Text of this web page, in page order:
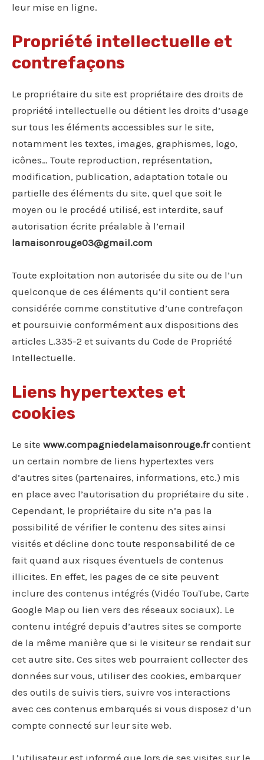
leur mise en ligne.
Propriété intellectuelle et
contrefaçons
Le propriétaire du site est propriétaire des droits de
propriété intellectuelle ou détient les droits d’usage
sur tous les éléments accessibles sur le site,
notamment les textes, images, graphismes, logo,
icônes… Toute reproduction, représentation,
modification, publication, adaptation totale ou
partielle des éléments du site, quel que soit le
moyen ou le procédé utilisé, est interdite, sauf
autorisation écrite préalable à l’email
lamaisonrouge03@gmail.com
Toute exploitation non autorisée du site ou de l’un
quelconque de ces éléments qu’il contient sera
considérée comme constitutive d’une contrefaçon
et poursuivie conformément aux dispositions des
articles L.335-2 et suivants du Code de Propriété
Intellectuelle.
Liens hypertextes et
cookies
Le site www.compagniedelamaisonrouge.frcontient
un certain nombre de liens hypertextes vers
d’autres sites (partenaires, informations, etc.) mis
en place avec l’autorisation du propriétaire du site .
Cependant, le propriétaire du site n’a pas la
possibilité de vérifier le contenu des sites ainsi
visités et décline donc toute responsabilité de ce
fait quand aux risques éventuels de contenus
illicites. En effet, les pages de ce site peuvent
inclure des contenus intégrés (Vidéo TouTube, Carte
Google Map ou lien vers des réseaux sociaux). Le
contenu intégré depuis d’autres sites se comporte
de la même manière que si le visiteur se rendait sur
cet autre site. Ces sites web pourraient collecter des
données sur vous, utiliser des cookies, embarquer
des outils de suivis tiers, suivre vos interactions
avec ces contenus embarqués si vous disposez d’un
compte connecté sur leur site web.